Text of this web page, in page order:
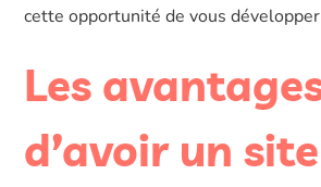
cette opportunité de vous
Les
d’avoir un